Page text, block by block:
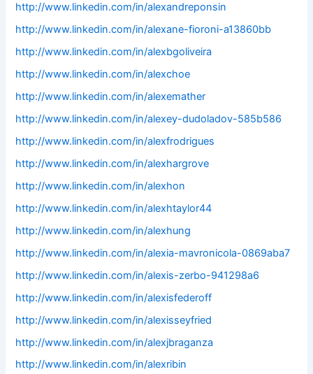
http://www.linkedin.com/in/alexandreponsin
http://www.linkedin.com/in/alexane-fioroni-a13860bb
http://www.linkedin.com/in/alexbgoliveira
http://www.linkedin.com/in/alexchoe
http://www.linkedin.com/in/alexemather
http://www.linkedin.com/in/alexey-dudoladov-585b586
http://www.linkedin.com/in/alexfrodrigues
http://www.linkedin.com/in/alexhargrove
http://www.linkedin.com/in/alexhon
http://www.linkedin.com/in/alexhtaylor44
http://www.linkedin.com/in/alexhung
http://www.linkedin.com/in/alexia-mavronicola-0869aba7
http://www.linkedin.com/in/alexis-zerbo-941298a6
http://www.linkedin.com/in/alexisfederoff
http://www.linkedin.com/in/alexisseyfried
http://www.linkedin.com/in/alexjbraganza
http://www.linkedin.com/in/alexribin